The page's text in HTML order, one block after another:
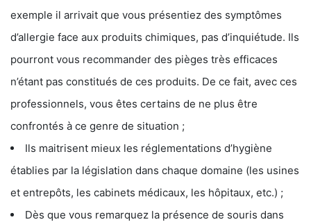
exemple il arrivait que vous présentiez des symptômes
d’allergie face aux produits chimiques, pas d’inquiétude. Ils
pourront vous recommander des pièges très efficaces
n’étant pas constitués de ces produits. De ce fait, avec ces
professionnels, vous êtes certains de ne plus être
confrontés à ce genre de situation ;
Ils maitrisent mieux les réglementations d’hygiène
établies par la législation dans chaque domaine (les usines
et entrepôts, les cabinets médicaux, les hôpitaux, etc.) ;
Dès que vous remarquez la présence de souris dans